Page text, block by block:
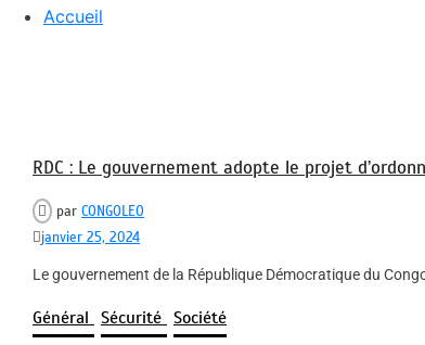
Accueil
RDC : Le gouvernement adopte le projet
par CONGOLEO
janvier 25, 2024
Le gouvernement de la République Démocratique du
Général Sécurité Société